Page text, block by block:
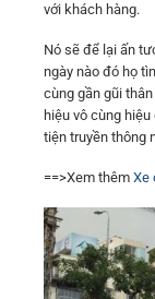
với khách hàng.
Nó sẽ để lại ấn
ngày nào đó họ
cùng gần gũi
hiệu vô cùng
tiện truyền thông
==>Xem thêm Xe